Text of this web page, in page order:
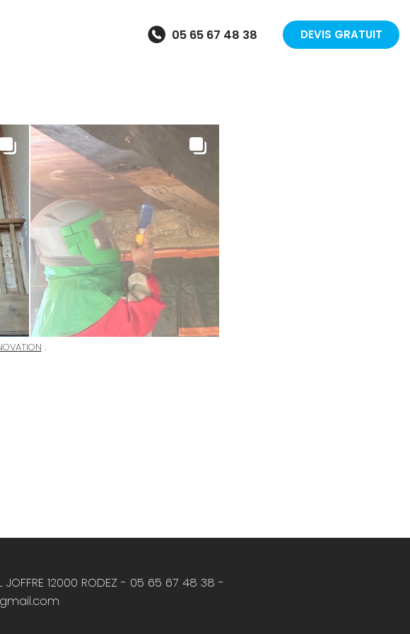
DEVIS GRATUIT
05 65 67 48 38
.
12000 RODEZ - 05 65 67 48 38 -